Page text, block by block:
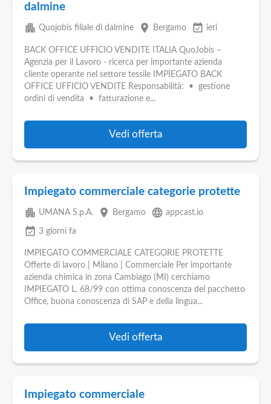
dalmine
apartment Quojobis filiale di dalmine place Bergamo event_available ieri
BACK OFFICE UFFICIO VENDITE ITALIA QuoJobis –
Agenzia per il Lavoro - ricerca per importante azienda
cliente operante nel settore tessile IMPIEGATO BACK
OFFICE UFFICIO VENDITE Responsabilità: • gestione
ordini di vendita • fatturazione e...
Vedi offerta
Impiegato commerciale categorie protette
apartment UMANA S.p.A. place Bergamo language appcast.io
event_available 3 giorni fa
IMPIEGATO COMMERCIALE CATEGORIE PROTETTE
Offerte di lavoro | Milano | Commerciale Per importante
azienda chimica in zona Cambiago (MI) cerchiamo
IMPIEGATO L. 68/99 con ottima conoscenza del pacchetto
Office, buona conoscenza di SAP e della lingua...
Vedi offerta
Impiegato commerciale